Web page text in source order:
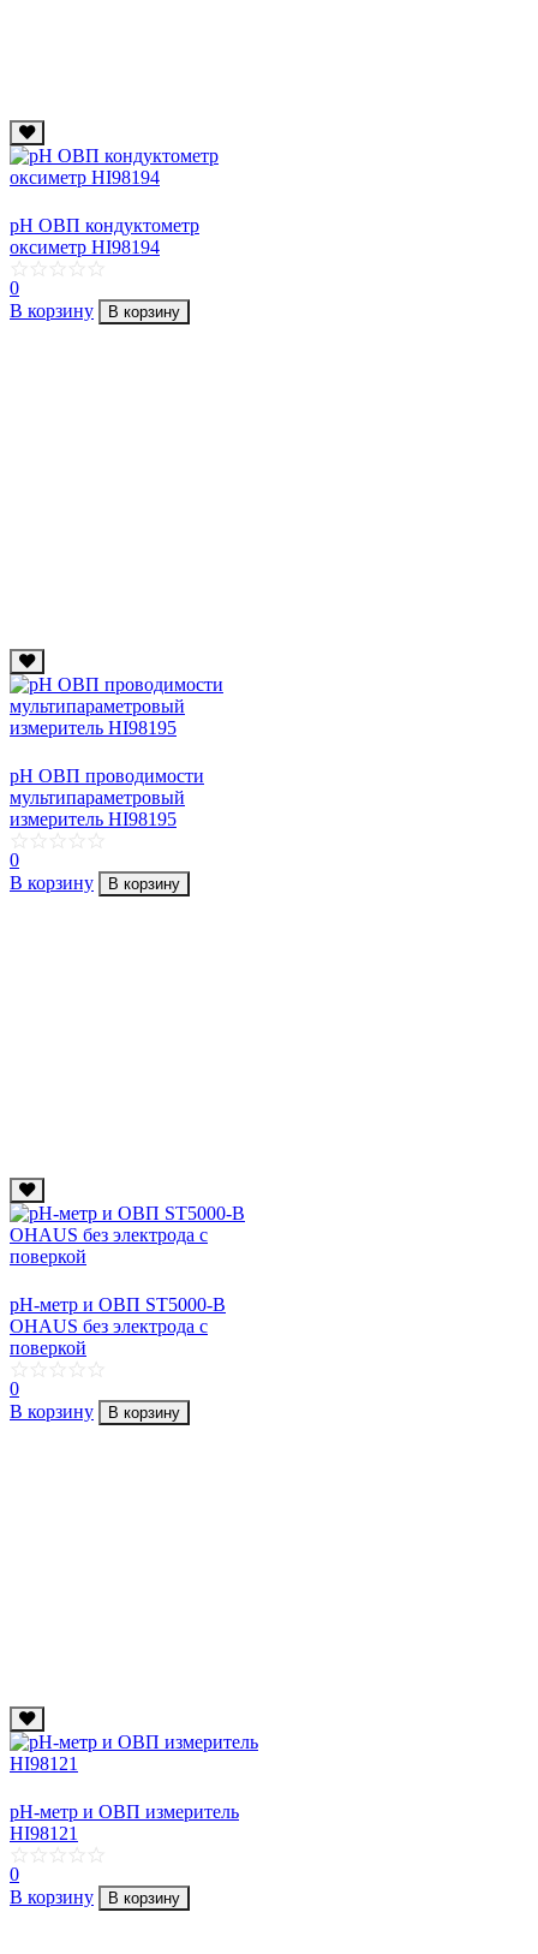
рН ОВП кондуктометр
оксиметр HI98194
0
В корзину
В корзину
рН ОВП проводимости
мультипараметровый
измеритель HI98195
0
В корзину
В корзину
рН-метр и ОВП ST5000-B
OHAUS без электрода с
поверкой
0
В корзину
В корзину
рН-метр и ОВП измеритель
HI98121
0
В корзину
В корзину